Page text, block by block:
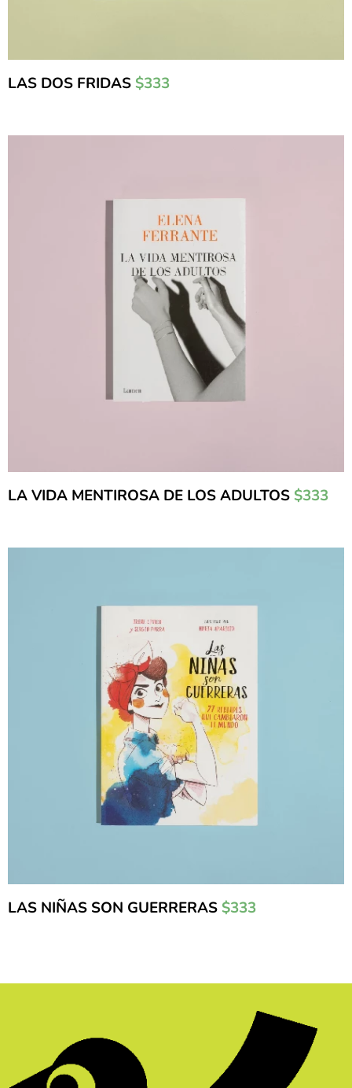
LAS DOS FRIDAS $333
LA VIDA MENTIROSA DE LOS ADULTOS $333
LAS NIÑAS SON GUERRERAS $333